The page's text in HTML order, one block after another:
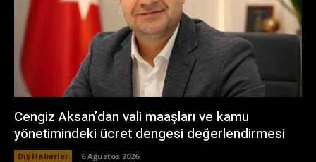
Cengiz Aksan’dan vali maaşları ve kamu
yönetimindeki ücret dengesi değerlendirmesi
Dış Haberler 6 Ağustos 2026